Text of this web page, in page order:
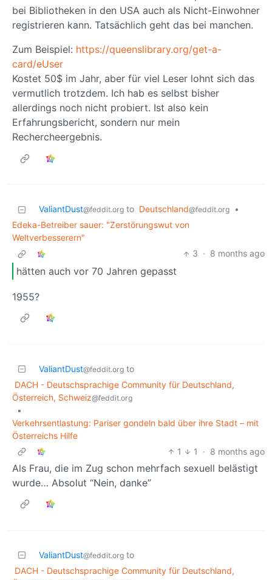
bei Bibliotheken in den USA auch als Nicht-Einwohner
registrieren kann. Tatsächlich geht das bei manchen.
Zum Beispiel: https://queenslibrary.org/get-a-
card/eUser
Kostet 50$ im Jahr, aber für viel Leser lohnt sich das
vermutlich trotzdem. Ich hab es selbst bisher
allerdings noch nicht probiert. Ist also kein
Erfahrungsbericht, sondern nur mein
Rechercheergebnis.
ValiantDust@feddit.org to Deutschland@feddit.org
•
Edeka-Betreiber sauer: "Zerstörungswut von
Weltverbesserern"
3 · 8 months ago
hätten auch vor 70 Jahren gepasst
1955?
ValiantDust@feddit.org to
DACH - Deutschsprachige Community für Deutschland,
Österreich, Schweiz@feddit.org
•
Verkehrsentlastung: Pariser gondeln bald über ihre Stadt – mit
Österreichs Hilfe
1
1 · 8 months ago
Als Frau, die im Zug schon mehrfach sexuell belästigt
wurde… Absolut “Nein, danke”
ValiantDust@feddit.org to
DACH - Deutschsprachige Community für Deutschland,